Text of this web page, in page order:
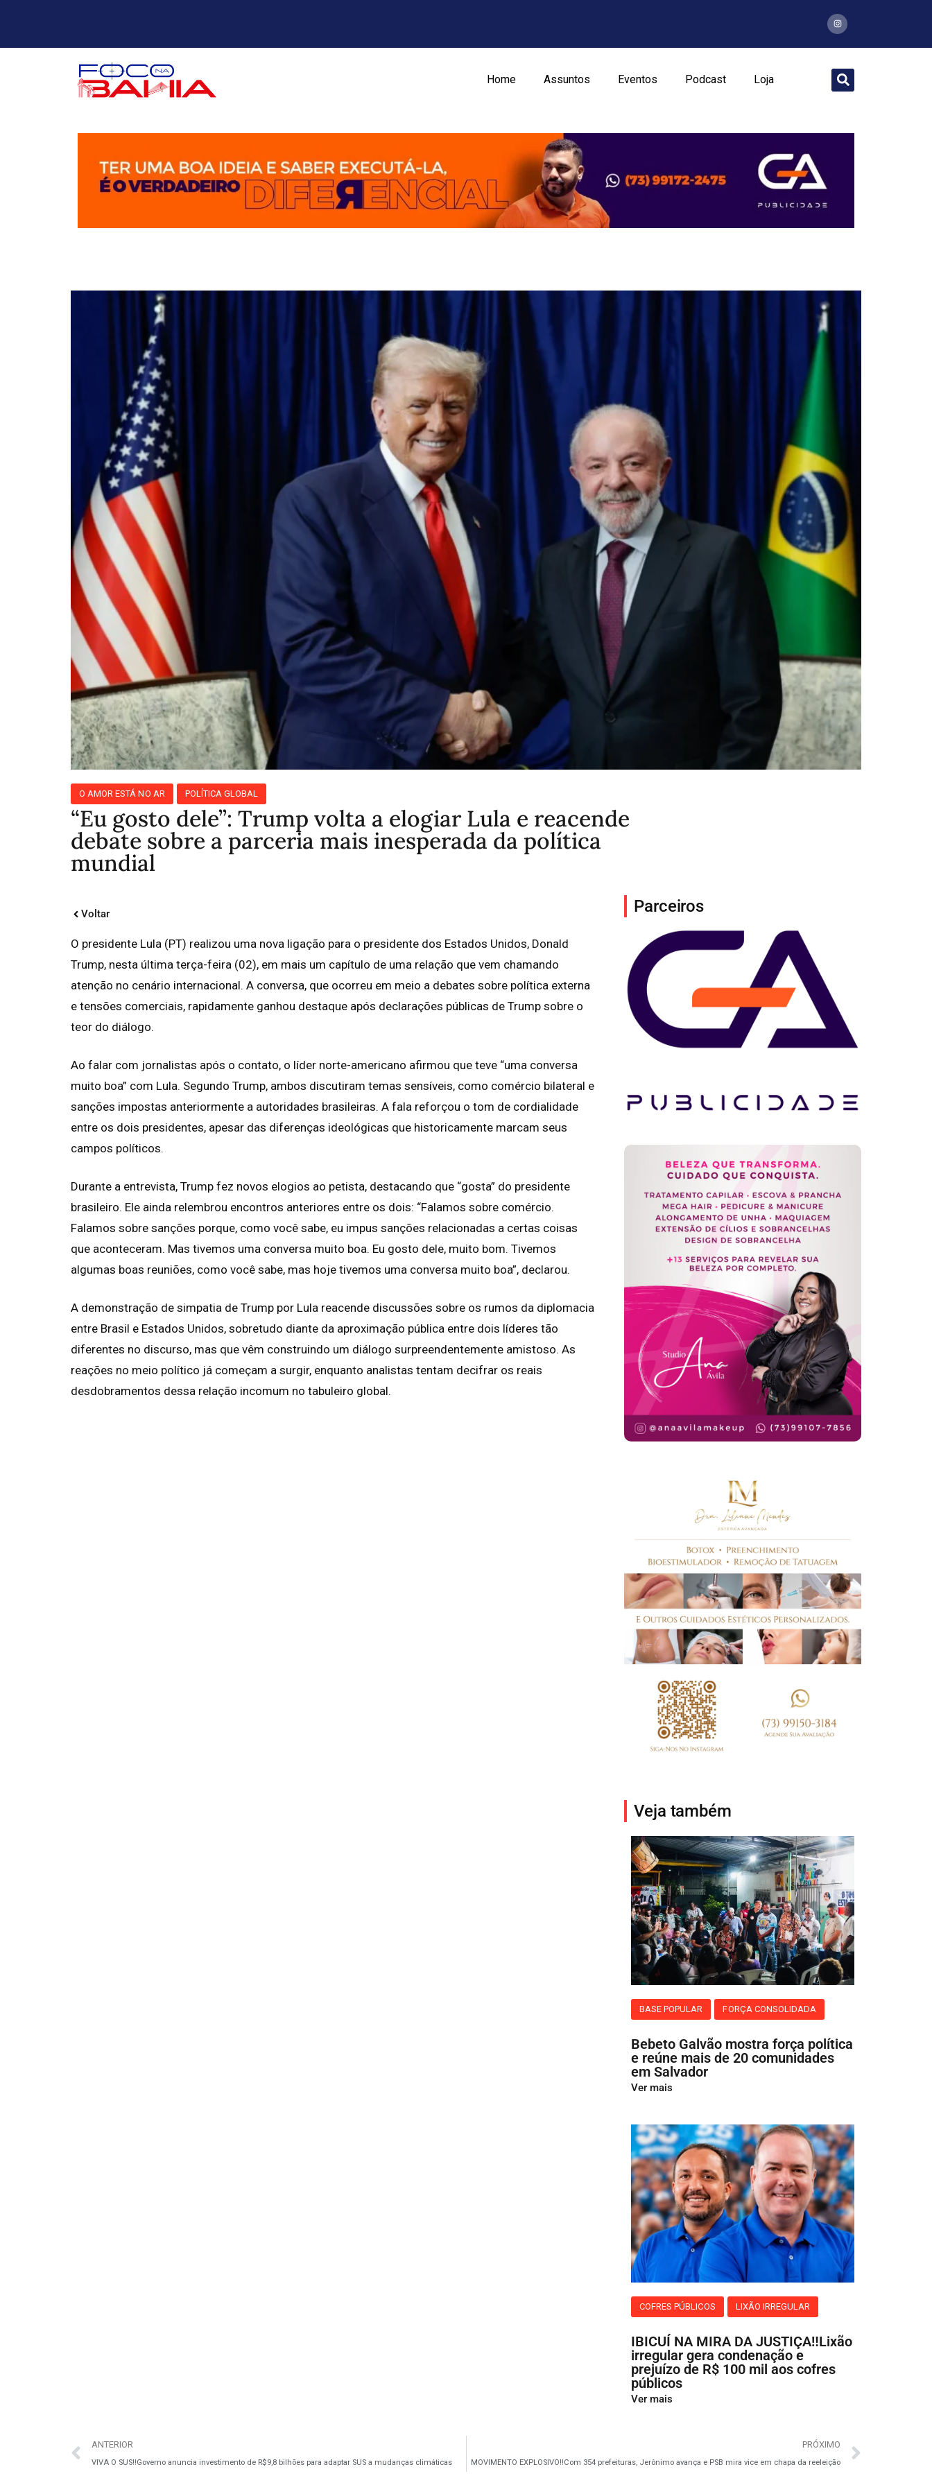
Home Assuntos Eventos Podcast Loja
O AMOR ESTÁ NO AR POLÍTICA GLOBAL
“Eu gosto dele”: Trump volta a elogiar Lula e reacende
debate sobre a parceria mais inesperada da política
mundial
Voltar
O presidente Lula (PT) realizou uma nova ligação para o presidente dos Estados Unidos, Donald
Trump, nesta última terça-feira (02), em mais um capítulo de uma relação que vem chamando
atenção no cenário internacional. A conversa, que ocorreu em meio a debates sobre política externa
e tensões comerciais, rapidamente ganhou destaque após declarações públicas de Trump sobre o
teor do diálogo.
Ao falar com jornalistas após o contato, o líder norte-americano afirmou que teve “uma conversa
muito boa” com Lula. Segundo Trump, ambos discutiram temas sensíveis, como comércio bilateral e
sanções impostas anteriormente a autoridades brasileiras. A fala reforçou o tom de cordialidade
entre os dois presidentes, apesar das diferenças ideológicas que historicamente marcam seus
campos políticos.
Durante a entrevista, Trump fez novos elogios ao petista, destacando que “gosta” do presidente
brasileiro. Ele ainda relembrou encontros anteriores entre os dois: “Falamos sobre comércio.
Falamos sobre sanções porque, como você sabe, eu impus sanções relacionadas a certas coisas
que aconteceram. Mas tivemos uma conversa muito boa. Eu gosto dele, muito bom. Tivemos
algumas boas reuniões, como você sabe, mas hoje tivemos uma conversa muito boa”, declarou.
A demonstração de simpatia de Trump por Lula reacende discussões sobre os rumos da diplomacia
entre Brasil e Estados Unidos, sobretudo diante da aproximação pública entre dois líderes tão
diferentes no discurso, mas que vêm construindo um diálogo surpreendentemente amistoso. As
reações no meio político já começam a surgir, enquanto analistas tentam decifrar os reais
desdobramentos dessa relação incomum no tabuleiro global.
Parceiros
Veja também
BASE POPULAR FORÇA CONSOLIDADA
Bebeto Galvão mostra força política
e reúne mais de 20 comunidades
em Salvador
Ver mais
COFRES PÚBLICOS LIXÃO IRREGULAR
IBICUÍ NA MIRA DA JUSTIÇA‼️Lixão
irregular gera condenação e
prejuízo de R$ 100 mil aos cofres
públicos
Ver mais
ANTERIOR
VIVA O SUS‼️Governo anuncia investimento de R$9,8 bilhões para adaptar SUS a mudanças climáticas
PRÓXIMO
MOVIMENTO EXPLOSIVO‼️Com 354 prefeituras, Jerônimo avança e PSB mira vice em chapa da reeleição